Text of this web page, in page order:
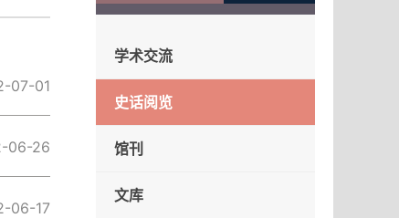
07-01
06-26
06-17
学术交流
史话阅览
馆刊
文库